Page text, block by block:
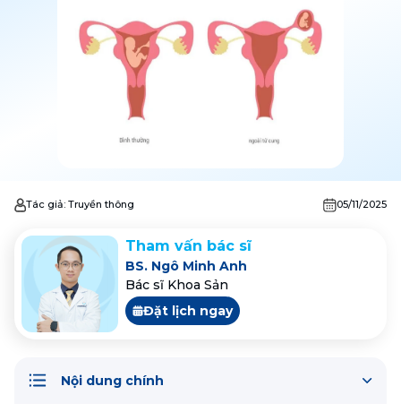
Tác giả: Truyền thông 05/11/2025
Tham vấn bác sĩ
BS. Ngô Minh Anh
Bác sĩ Khoa Sản
Đặt lịch ngay
Nội dung chính